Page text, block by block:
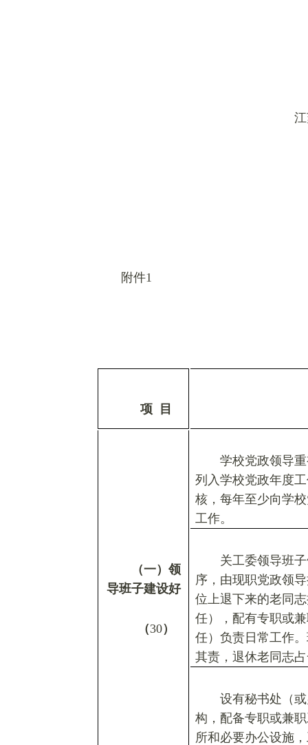
附件1
项 目
（一）领
导班子建设好
（30）
学校党政领导
列入学校党政年度
核，每年至少向学
工作。
关工委领导班
序，由现职党政领
位上退下来的老同
任），配有专职或
任）负责日常工作
其责，退休老同志
设有秘书处（
构，配备专职或兼
所和必要办公设施